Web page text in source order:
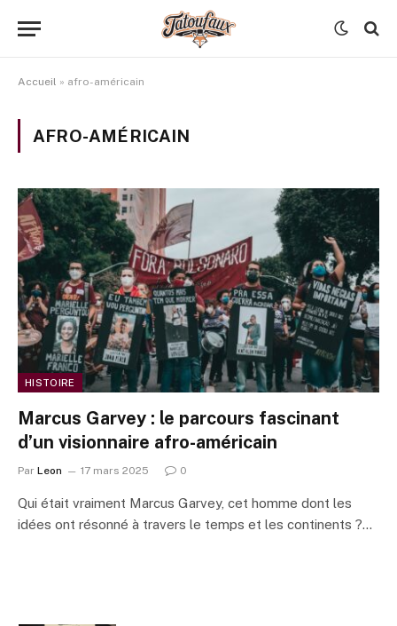
Accueil » afro-américain
AFRO-AMÉRICAIN
HISTOIRE
Marcus Garvey : le parcours fascinant
d’un visionnaire afro-américain
Par Leon 17 mars 2025 0
Qui était vraiment Marcus Garvey, cet homme dont les
idées ont résonné à travers le temps et les continents ?…